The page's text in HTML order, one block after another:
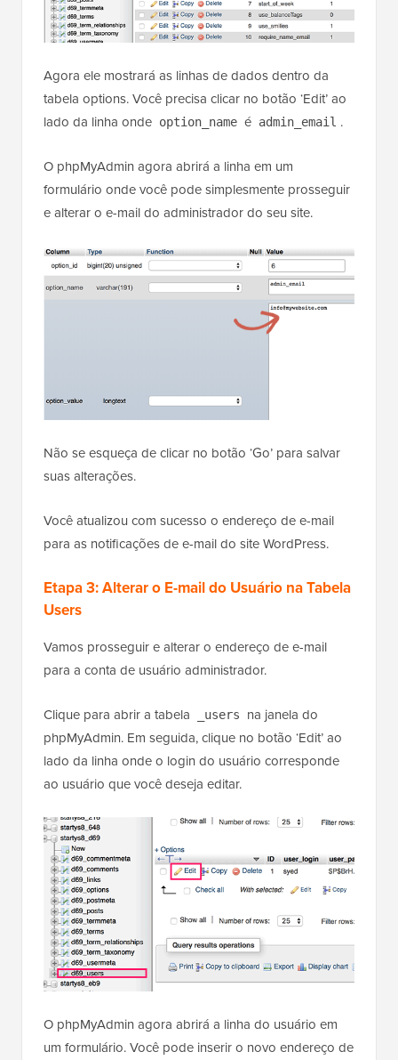
Agora ele mostrará as linhas de dados dentro da
tabela options. Você precisa clicar no botão ‘Edit’ ao
lado da linha onde option_name é admin_email .
O phpMyAdmin agora abrirá a linha em um
formulário onde você pode simplesmente prosseguir
e alterar o e-mail do administrador do seu site.
Não se esqueça de clicar no botão ‘Go’ para salvar
suas alterações.
Você atualizou com sucesso o endereço de e-mail
para as notificações de e-mail do site WordPress.
Etapa 3: Alterar o E-mail do Usuário na Tabela
Users
Vamos prosseguir e alterar o endereço de e-mail
para a conta de usuário administrador.
Clique para abrir a tabela _users
na janela do
phpMyAdmin. Em seguida, clique no botão ‘Edit’ ao
lado da linha onde o login do usuário corresponde
ao usuário que você deseja editar.
O phpMyAdmin agora abrirá a linha do usuário em
um formulário. Você pode inserir o novo endereço de